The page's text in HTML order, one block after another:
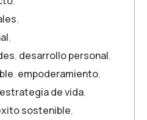
,
,
, desarrollo personal,
, empoderamiento,
estrategia de vida,
sostenible,